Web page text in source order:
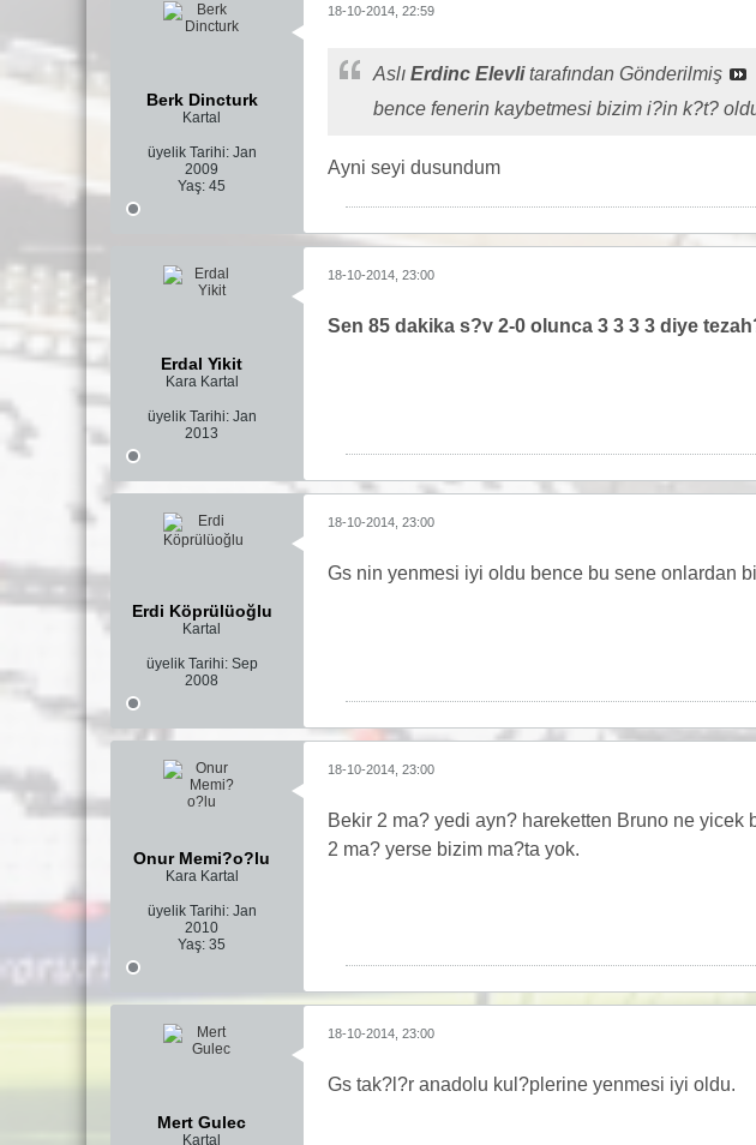
Berk Dincturk
Kartal
üyelik Tarihi: Jan
2009
Yaş: 45
18-10-2014, 22:59
Aslı Erdinc Elevlitarafından Gönderilmiş
bence fenerin kaybetmesi bizim i?in k?t?
Ayni seyi dusundum
Erdal Yikit
Kara Kartal
üyelik Tarihi: Jan
2013
18-10-2014, 23:00
Sen 85 dakika s?v 2-0 olunca 3 3 3 3 diye
Erdi Köprülüoğlu
Kartal
üyelik Tarihi: Sep
2008
18-10-2014, 23:00
Gs nin yenmesi iyi oldu bence bu sene onlardan
Onur Memi?o?lu
Kara Kartal
üyelik Tarihi: Jan
2010
Yaş: 35
18-10-2014, 23:00
Bekir 2 ma? yedi ayn? hareketten Bruno ne yicek
2 ma? yerse bizim ma?ta yok.
Mert Gulec
Kartal
18-10-2014, 23:00
Gs tak?l?r anadolu kul?plerine yenmesi iyi oldu.